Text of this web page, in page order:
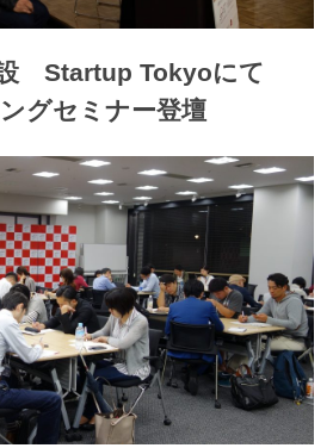
Startup Tokyoにて
グセミナー登壇